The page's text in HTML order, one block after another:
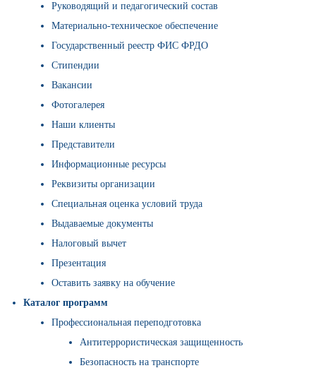
Руководящий и педагогический состав
Материально-техническое обеспечение
Государственный реестр ФИС ФРДО
Стипендии
Вакансии
Фотогалерея
Наши клиенты
Представители
Информационные ресурсы
Реквизиты организации
Специальная оценка условий труда
Выдаваемые документы
Налоговый вычет
Презентация
Оставить заявку на обучение
Каталог программ
Профессиональная переподготовка
Антитеррористическая защищенность
Безопасность на транспорте